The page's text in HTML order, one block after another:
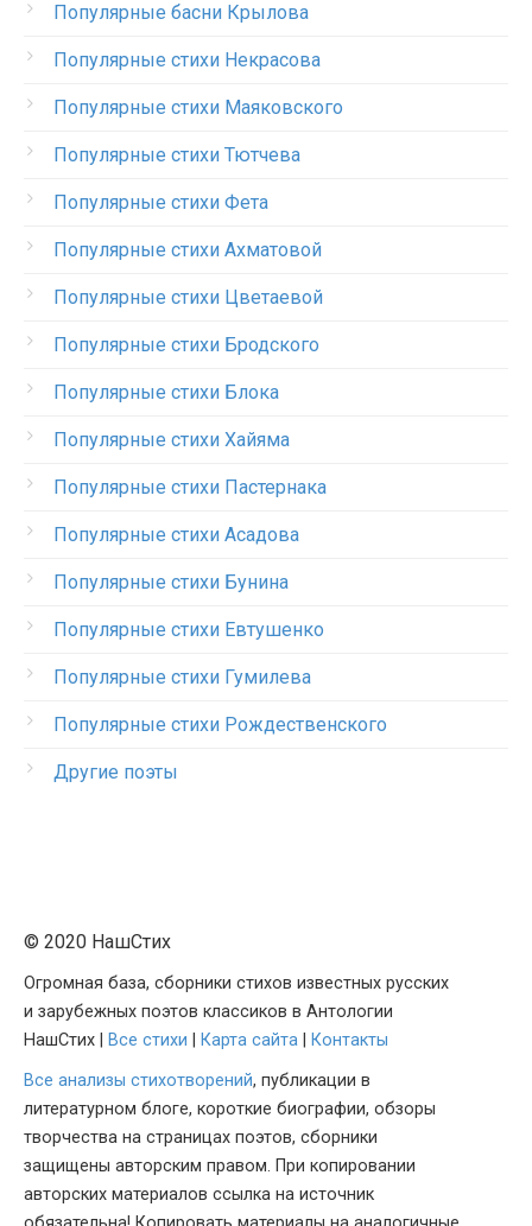
Популярные басни Крылова
Популярные стихи Некрасова
Популярные стихи Маяковского
Популярные стихи Тютчева
Популярные стихи Фета
Популярные стихи Ахматовой
Популярные стихи Цветаевой
Популярные стихи Бродского
Популярные стихи Блока
Популярные стихи Хайяма
Популярные стихи Пастернака
Популярные стихи Асадова
Популярные стихи Бунина
Популярные стихи Евтушенко
Популярные стихи Гумилева
Популярные стихи Рождественского
Другие поэты
© 2020 НашСтих
Огромная база, сборники стихов известных русских
и зарубежных поэтов классиков в Антологии
НашСтих |
Все стихи Карта сайта
Контакты
Все анализы стихотворений, публикации в
литературном блоге, короткие биографии, обзоры
творчества на страницах поэтов, сборники
защищены авторским правом. При копировании
авторских материалов ссылка на источник